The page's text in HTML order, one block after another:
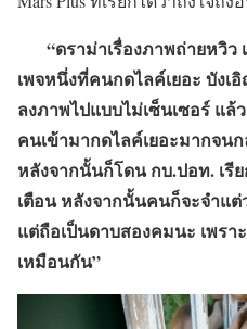
“ดราม่าเรื่องภาพถ่ายหวิว
เพจหนึ่งที่คนกดไลค์เยอะ บัง
ลงภาพไปแบบไม่เซ็นเซอร์ แล้
คนเข้ามากดไลค์เยอะมากจน
หลังจากนั้นก็โดน กบ.ปอท. เรี
เตือน หลังจากนั้นคนก็จะจำแ
แต่ถือเป็นดาบสองคมนะ เพร
เหมือนกัน”